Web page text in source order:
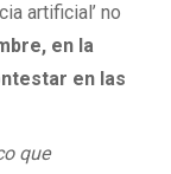
artificial’ no
en la
en las
que